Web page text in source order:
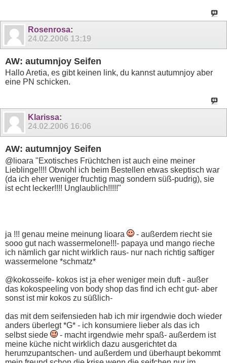
Rosenrosa:
24.02.2006 13:19
AW: autumnjoy Seifen
Hallo Aretia, es gibt keinen link, du kannst autumnjoy aber
eine PN schicken.
Klarissa:
24.02.2006 16:06
AW: autumnjoy Seifen
@lioara "Exotisches Früchtchen ist auch eine meiner
Lieblinge!!!! Obwohl ich beim Bestellen etwas skeptisch war
(da ich eher weniger fruchtig mag sondern süß-pudrig), sie
ist echt lecker!!!! Unglaublich!!!!!"
ja !!! genau meine meinung lioara
- außerdem riecht sie
sooo gut nach wassermelone!!!- papaya und mango rieche
ich nämlich gar nicht wirklich raus- nur nach richtig saftiger
wassermelone *schmatz*
@kokosseife- kokos ist ja eher weniger mein duft - außer
das kokospeeling von body shop das find ich echt gut- aber
sonst ist mir kokos zu süßlich-
das mit dem seifensieden hab ich mir irgendwie doch wieder
anders überlegt *G* - ich konsumiere lieber als das ich
selbst siede
- macht irgendwie mehr spaß- außerdem ist
meine küche nicht wirklich dazu ausgerichtet da
herumzupantschen- und außerdem und überhaupt bekommt